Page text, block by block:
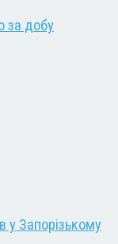
за добу
у Запорізькому